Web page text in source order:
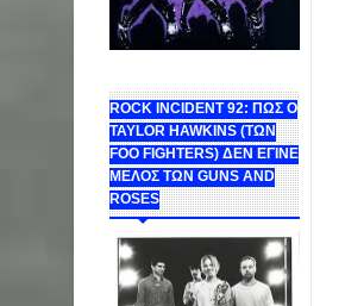
ROCK INCIDENT 92: ΠΩΣ Ο
TAYLOR HAWKINS (ΤΩΝ
FOO FIGHTERS) ΔΕΝ ΕΓΙΝΕ
ΜΕΛΟΣ ΤΩΝ GUNS AND
ROSES